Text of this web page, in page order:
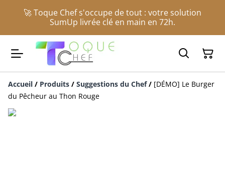
🚀 Toque Chef s'occupe de tout : votre solution
SumUp livrée clé en main en 72h.
Accueil / Produits / Suggestions du Chef / [DÉMO] Le Burger
du Pêcheur au Thon Rouge